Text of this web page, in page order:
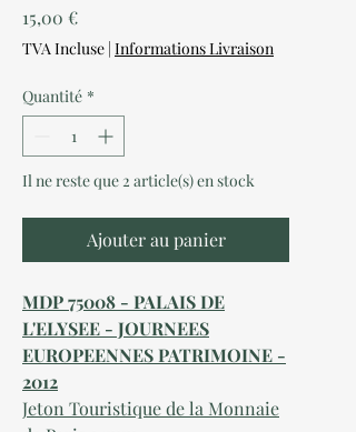
15,00 €Prix
TVA Incluse | Informations Livraison
Quantité *
Il ne reste que 2 article(s) en stock
Ajouter au panier
MDP 75008 - PALAIS DE
L'ELYSEE - JOURNEES
EUROPEENNES PATRIMOINE -
2012
Jeton Touristique de la Monnaie